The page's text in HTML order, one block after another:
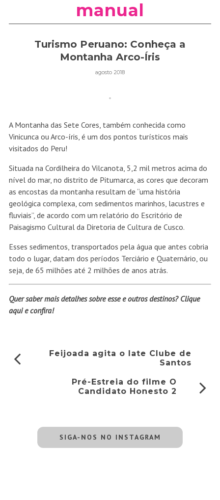
manual
Turismo Peruano: Conheça a
Montanha Arco-Íris
agosto 2018
A Montanha das Sete Cores, também conhecida como
Vinicunca ou Arco-íris, é um dos pontos turísticos mais
visitados do Peru!
Situada na Cordilheira do Vilcanota, 5,2 mil metros acima do
nível do mar, no distrito de Pitumarca, as cores que decoram
as encostas da montanha resultam de “uma história
geológica complexa, com sedimentos marinhos, lacustres e
fluviais”, de acordo com um relatório do Escritório de
Paisagismo Cultural da Diretoria de Cultura de Cusco.
Esses sedimentos, transportados pela água que antes cobria
todo o lugar, datam dos períodos Terciário e Quaternário, ou
seja, de 65 milhões até 2 milhões de anos atrás.
Quer saber mais detalhes sobre esse e outros destinos? Clique
aquie confira!
Feijoada agita o Iate Clube de
Santos
Pré-Estreia do filme O
Candidato Honesto 2
SIGA-NOS NO INSTAGRAM